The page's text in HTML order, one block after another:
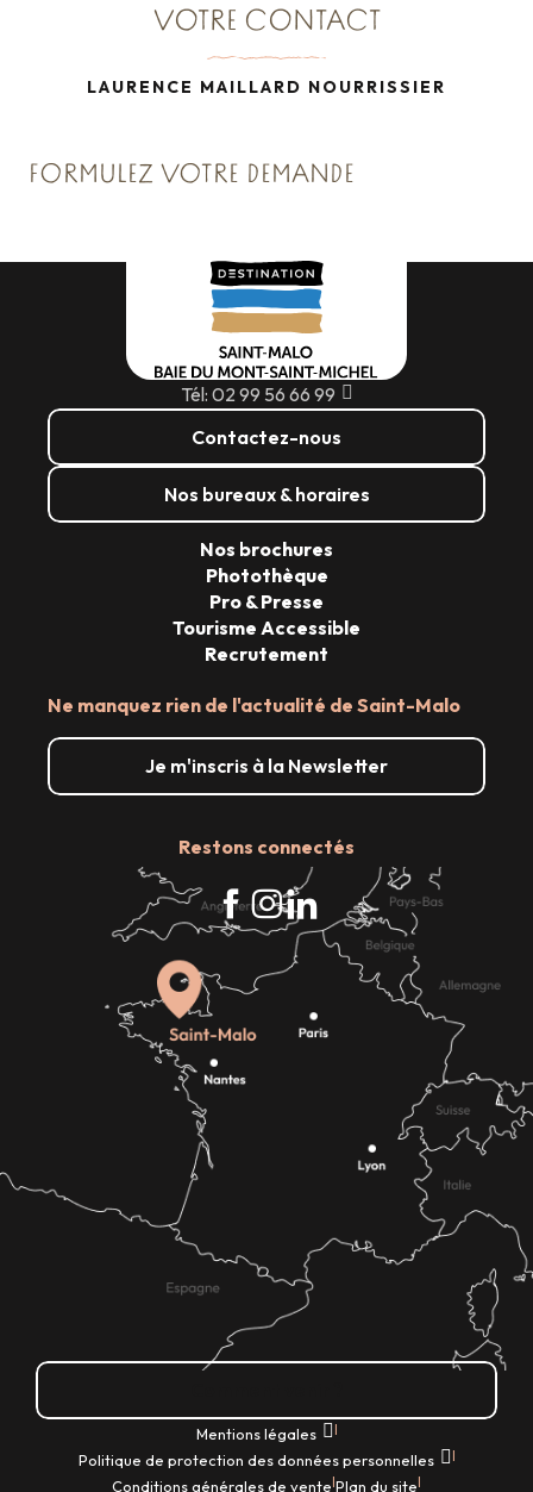
VOTRE CONTACT
LAURENCE MAILLARD NOURRISSIER
FORMULEZ VOTRE DEMANDE
Tél: 02 99 56 66 99
Contactez-nous
Nos bureaux & horaires
Ne manquez rien de l'actualité de Saint-Malo
Je m'inscris à la Newsletter
Restons connectés
Nos brochures
Photothèque
Pro & Presse
Tourisme Accessible
Recrutement
Mentions légales |
Politique de protection des données personnelles |
Conditions générales de vente|Plan du site|